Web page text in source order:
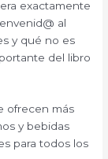
exactamente
al
y qué no es
del libro
ofrecen más
y bebidas
para todos los